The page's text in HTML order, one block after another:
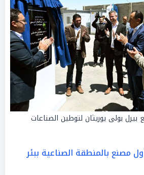
بيرل بولى يوريثان لتوطين الصناعات
مصنع بالمنطقة الصناعية ببئر